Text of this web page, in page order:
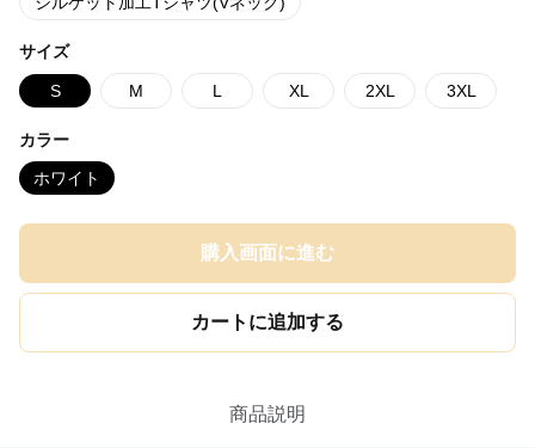
サイズ
S M L XL 2XL 3XL
カラー
ホワイト
購入画面に進む
カートに追加する
商品説明